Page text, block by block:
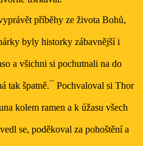
příběhy ze života Bohů,
byly historky zábavnější i
a všichni si pochutnali na do
tak špatně. ́ ́ Pochvaloval si Thor
kolem ramen a k úžasu všech
se, poděkoval za pohoštění a